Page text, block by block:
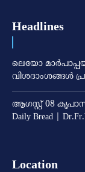
Headlines
ലെയോ
വിശദാംശങ്ങള്‍
ആഗസ്റ്റ് 08
Daily Bread |
Location